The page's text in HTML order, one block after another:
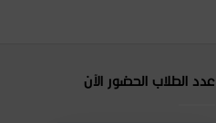
عدد الطلاب الحضور الآن